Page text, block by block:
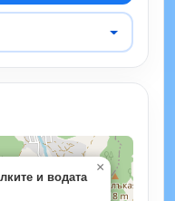
и водата
×